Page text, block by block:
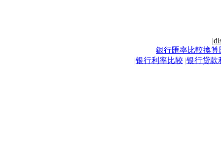
|
銀行匯率比較換算
|银行利率比较 |银行贷款